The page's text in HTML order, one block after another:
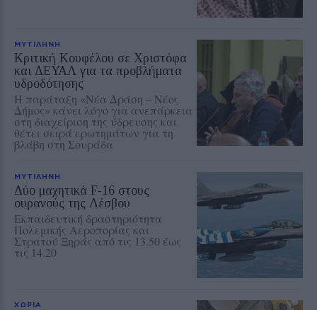
ΜΥΤΙΛΗΝΗ
Κριτική Κουφέλου σε Χριστόφα
και ΔΕΥΑΛ για τα προβλήματα
υδροδότησης
Η παράταξη «Νέα Δράση – Νέος
Δήμος» κάνει λόγο για ανεπάρκεια
στη διαχείριση της ύδρευσης και
θέτει σειρά ερωτημάτων για τη
βλάβη στη Σουράδα
ΜΥΤΙΛΗΝΗ
Δύο μαχητικά F‑16 στους
ουρανούς της Λέσβου
Εκπαιδευτική δραστηριότητα
Πολεμικής Αεροπορίας και
Στρατού Ξηράς από τις 13.50 έως
τις 14.20
ΧΩΡΙΑ